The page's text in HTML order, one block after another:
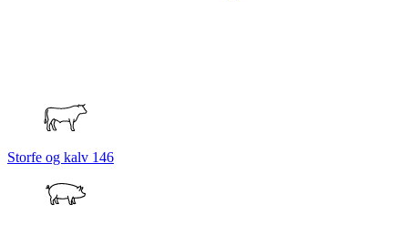
Storfe og kalv 146